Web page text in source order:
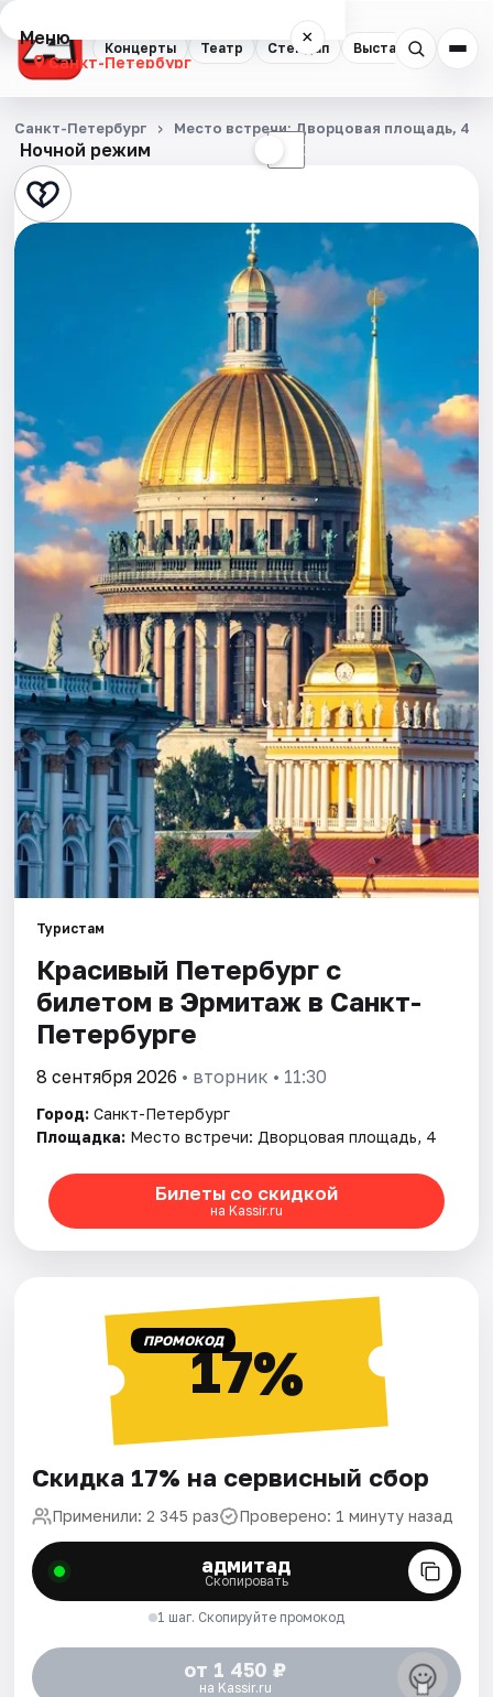
Концерты Театр Стендап Выставки
Меню ×
Санкт-Петербург
Концерты
Театр
Стендап
Спорт
События
Города
Площадки
Артисты
Рейтинги
Ночной режим ☾
Санкт-Петербург Место встречи: Дворцовая площадь, 4
Туристам
Красивый Петербург с
билетом в Эрмитаж в Санкт-
Петербурге
8 сентября 2026 • вторник • 11:30
Город: Санкт-Петербург
Площадка: Место встречи: Дворцовая площадь, 4
Билеты со скидкой
на Kassir.ru
ПРОМОКОД17%
Скидка 17% на сервисный сбор
Применили: 2 345 раз Проверено: 1 минуту назад
адмитад
Скопировать
1 шаг. Скопируйте промокод
от 1 450 ₽
на Kassir.ru